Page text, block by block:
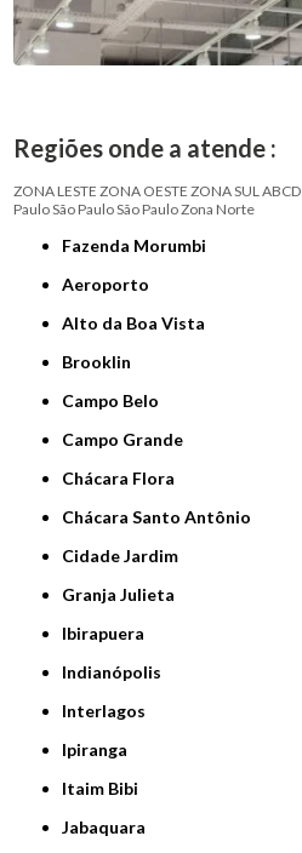
Regiões onde a atende :
ZONA LESTE ZONA OESTE ZONA SUL ABCD
PauloSão PauloSão PauloZona Norte
Fazenda Morumbi
Aeroporto
Alto da Boa Vista
Brooklin
Campo Belo
Campo Grande
Chácara Flora
Chácara Santo Antônio
Cidade Jardim
Granja Julieta
Ibirapuera
Indianópolis
Interlagos
Ipiranga
Itaim Bibi
Jabaquara